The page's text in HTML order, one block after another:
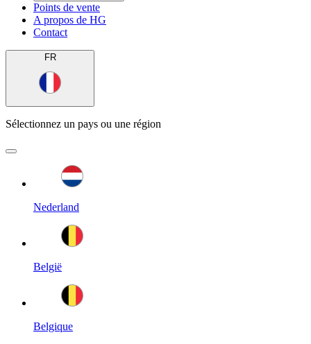
Points de vente
A propos de HG
Contact
FR
Sélectionnez un pays ou une région
Nederland
België
Belgique